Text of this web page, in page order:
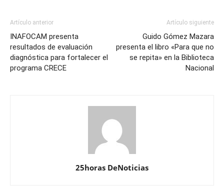
Artículo anterior
INAFOCAM presenta
resultados de evaluación
diagnóstica para fortalecer el
programa CRECE
Artículo siguiente
Guido Gómez Mazara
presenta el libro «Para que no
se repita» en la Biblioteca
Nacional
25horas DeNoticias